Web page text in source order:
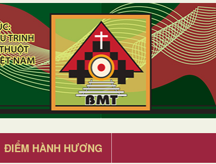
ĐIỂM HÀNH HƯƠNG